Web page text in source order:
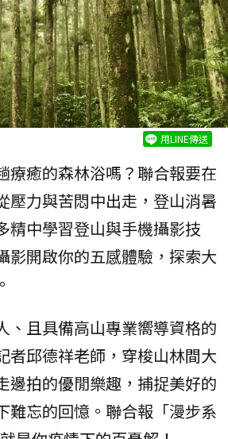
用LINE傳送
療癒的森林浴嗎？聯合報要在
壓力與苦悶中出走，登山消暑
精中學習登山與手機攝影技
影開啟你的五感體驗，探索大
、且具備高山專業嚮導資格的
者邱德祥老師，穿梭山林間大
邊拍的優閒樂趣，捕捉美好的
難忘的回憶。聯合報「漫步系